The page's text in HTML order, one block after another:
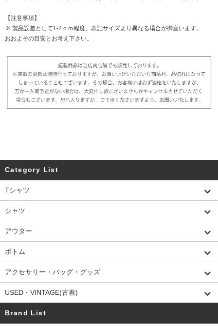
【注意事項】
※ 製品誤差として1-2ｃｍ程度、表記サイズより異なる場合が御座います。
おおよその目安とお考え下さい。
Category List
Tシャツ
シャツ
アウター
ボトム
アクセサリー・バッグ・グッズ
USED・VINTAGE(古着)
Brand List